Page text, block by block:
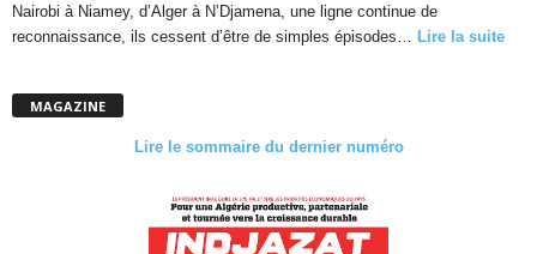
Nairobi à Niamey, d’Alger à N’Djamena, une ligne continue de
reconnaissance, ils cessent d’être de simples épisodes…
Lire la suite
MAGAZINE
Lire le sommaire du dernier numéro